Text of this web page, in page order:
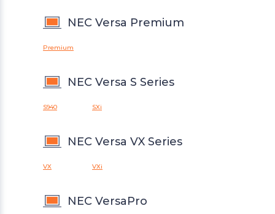
NEC Versa Premium
Premium
NEC Versa S Series
S940 SXi
NEC Versa VX Series
VX VXi
NEC VersaPro